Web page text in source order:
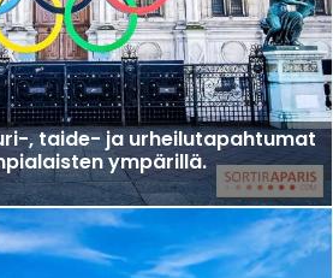
, taide- ja urheilutapahtumat
ympärillä.